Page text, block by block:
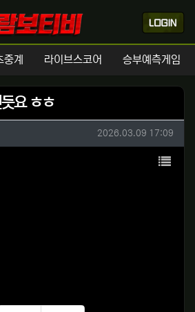
계 라이브스코어 승부예측게임
요 ㅎㅎ
작성일
2026.03.09 17:09
목록